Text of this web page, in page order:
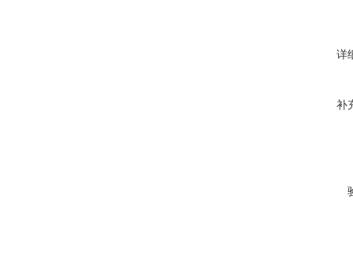
详
补